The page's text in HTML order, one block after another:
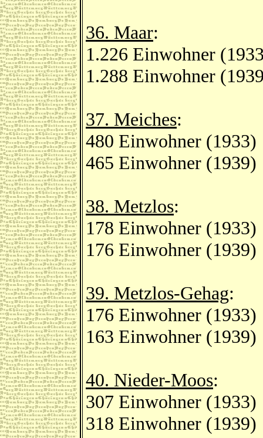
36. Maar:
1.226 Einwohner
1.288 Einwohner
37. Meiches:
480 Einwohner (1933)
465 Einwohner (1939)
38. Metzlos:
178 Einwohner (1933)
176 Einwohner (1939)
39. Metzlos-Gehag:
176 Einwohner (1933)
163 Einwohner (1939)
40. Nieder-Moos:
307 Einwohner (1933)
318 Einwohner (1939)